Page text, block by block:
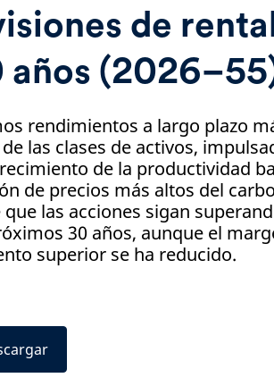
de
años
rendimientos a largo plazo
las clases de activos,
de la productividad
de precios más altos del
que las acciones sigan
30 años, aunque el
superior se ha reducido.